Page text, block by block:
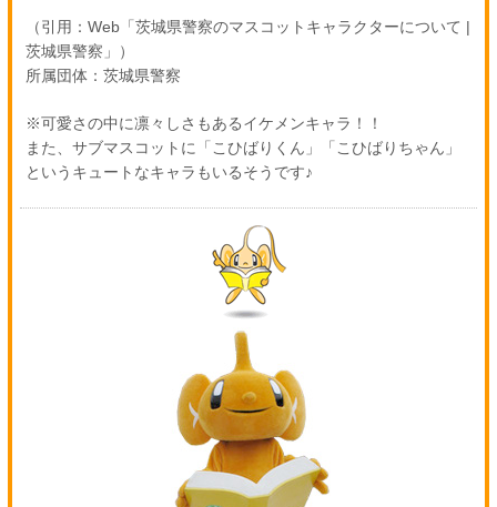
（引用：Web「茨城県警察のマスコットキャラクターについて |
茨城県警察」）
所属団体：茨城県警察
※可愛さの中に凛々しさもあるイケメンキャラ！！
また、サブマスコットに「こひばりくん」「こひばりちゃん」
というキュートなキャラもいるそうです♪